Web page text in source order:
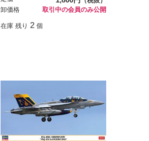
卸価格
取引中の会員のみ公開
在庫 残り 2 個